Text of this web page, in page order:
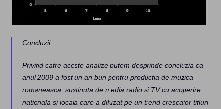
Concluzii
Privind catre aceste analize putem desprinde concluzia ca
anul 2009 a fost un an bun pentru productia de muzica
romaneasca, sustinuta de media radio si TV cu acoperire
nationala si locala care a difuzat pe un trend crescator titluri